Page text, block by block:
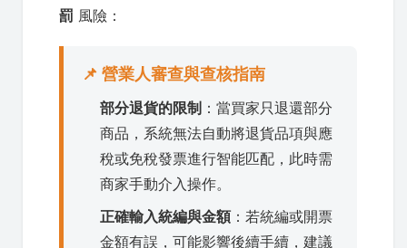
罰 風險：
📌 營業人審查與查核指南
部分退貨的限制 ：當買家只退還部分
商品，系統無法自動將退貨品項與應
稅或免稅發票進行智能匹配，此時需
商家手動介入操作。
正確輸入統編與金額：若統編或開票
金額有誤，可能影響後續手續，建議